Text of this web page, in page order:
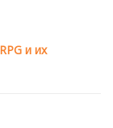
и их